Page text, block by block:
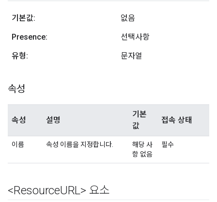
기본값: 없음
Presence: 선택사항
유형: 문자열
속성
속성 설명
기본
값
접속 상태
이름 속성 이름을 지정합니다.
해당 사
항 없음
필수
<ResourceURL> 요소